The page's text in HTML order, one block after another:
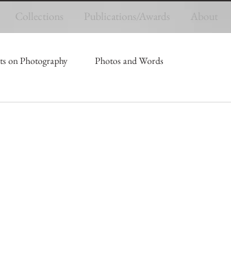
Collections Publications/Awards About
on Photography Photos and Words